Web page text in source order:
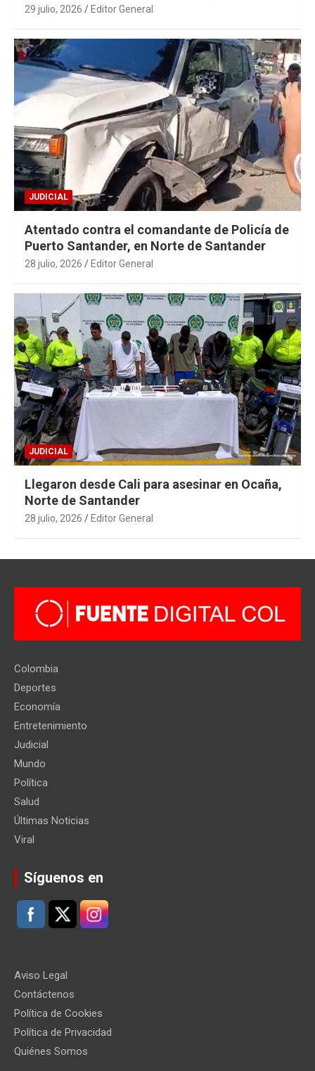
29 julio, 2026 Editor General
JUDICIAL
Atentado contra el comandante de Policía de
Puerto Santander, en Norte de Santander
28 julio, 2026 Editor General
JUDICIAL
Llegaron desde Cali para asesinar en Ocaña,
Norte de Santander
28 julio, 2026 Editor General
Colombia
Deportes
Economía
Entretenimiento
Judicial
Mundo
Política
Salud
Últimas Noticias
Viral
Síguenos en
Aviso Legal
Contáctenos
Política de Cookies
Política de Privacidad
Quiénes Somos